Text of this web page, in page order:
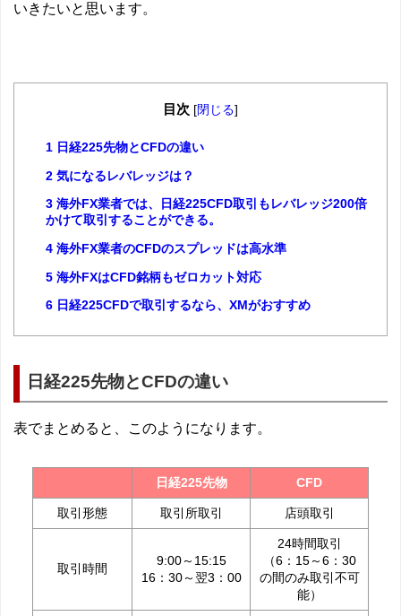
いきたいと思います。
目次 [閉じる]
1 日経225先物とCFDの違い
2 気になるレバレッジは？
3 海外FX業者では、日経225CFD取引もレバレッジ200倍
かけて取引することができる。
4 海外FX業者のCFDのスプレッドは高水準
5 海外FXはCFD銘柄もゼロカット対応
6 日経225CFDで取引するなら、XMがおすすめ
日経225先物とCFDの違い
表でまとめると、このようになります。
日経225先物 CFD
取引形態 取引所取引 店頭取引
取引時間
9:00～15:15
16：30～翌3：00
24時間取引
（6：15～6：30
の間のみ取引不可
能）